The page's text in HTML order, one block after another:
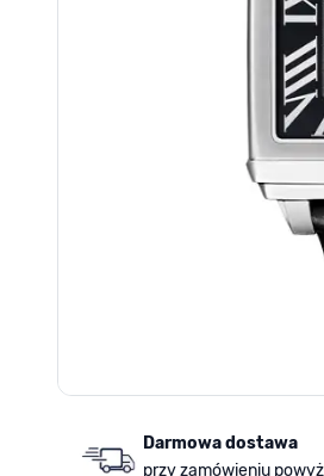
Darmowa dostawa
przy zamówieniu